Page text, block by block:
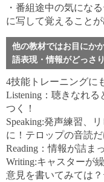
・番組途中の気にな
に写して覚えることが
他の教材ではお目にか
語表現・情報がどっさり
4技能トレーニングに
Listening：聴きなれ
つく！
Speaking:発声練習、
に！テロップの音読
Reading：情報が詰ま
Writing:キャスターが
意見を書いてみては